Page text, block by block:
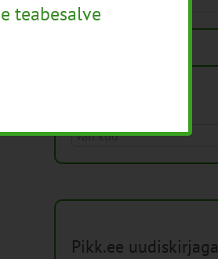
Arhiiv
Pikk.ee uudiskirjaga
teabesalve